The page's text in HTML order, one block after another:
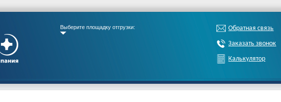
Выберите площадку отгрузки: Обратная связь
Заказать звонок
Калькулятор